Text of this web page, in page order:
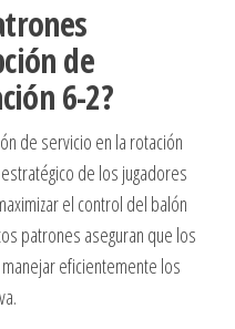
de
6-2?
de servicio en la rotación
de los jugadores
el control del balón
patrones aseguran que los
eficientemente los